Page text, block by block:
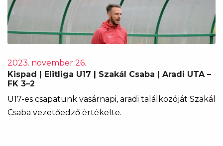
2023. november 26.
Kispad | Elitliga U17 | Szakál Csaba | Aradi UTA –
FK 3–2
U17-es csapatunk vasárnapi, aradi találkozóját Szakál
Csaba vezetőedző értékelte.